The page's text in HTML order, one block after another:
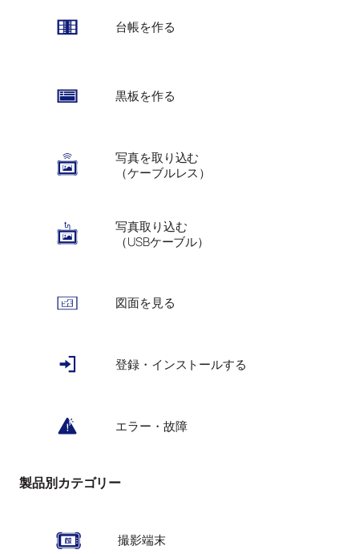
台帳を作る
黒板を作る
写真を取り込む
（ケーブルレス）
写真取り込む
（USBケーブル）
図面を見る
登録・インストールする
エラー・故障
製品別カテゴリー
撮影端末